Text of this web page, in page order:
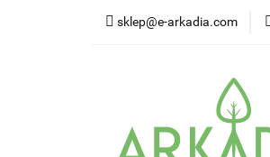
sklep@e-arkadia.com